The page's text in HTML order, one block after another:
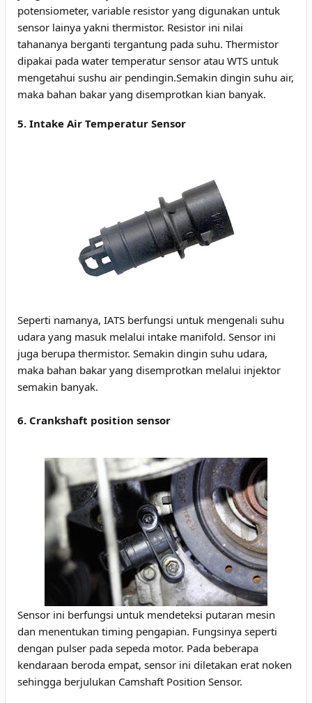
potensiometer, variable resistor yang digunakan untuk
sensor lainya yakni thermistor. Resistor ini nilai
tahananya berganti tergantung pada suhu. Thermistor
dipakai pada water temperatur sensor atau WTS untuk
mengetahui sushu air pendingin.Semakin dingin suhu air,
maka bahan bakar yang disemprotkan kian banyak.
5. Intake Air Temperatur Sensor
Seperti namanya, IATS berfungsi untuk mengenali suhu
udara yang masuk melalui intake manifold. Sensor ini
juga berupa thermistor. Semakin dingin suhu udara,
maka bahan bakar yang disemprotkan melalui injektor
semakin banyak.
6. Crankshaft position sensor
Sensor ini berfungsi untuk mendeteksi putaran mesin
dan menentukan timing pengapian. Fungsinya seperti
dengan pulser pada sepeda motor. Pada beberapa
kendaraan beroda empat, sensor ini diletakan erat noken
sehingga berjulukan Camshaft Position Sensor.